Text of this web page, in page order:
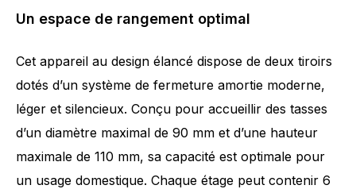
Un espace de rangement optimal
Cet appareil au design élancé dispose de deux tiroirs
dotés d’un système de fermeture amortie moderne,
léger et silencieux. Conçu pour accueillir des tasses
d’un diamètre maximal de 90 mm et d’une hauteur
maximale de 110 mm, sa capacité est optimale pour
un usage domestique. Chaque étage peut contenir 6